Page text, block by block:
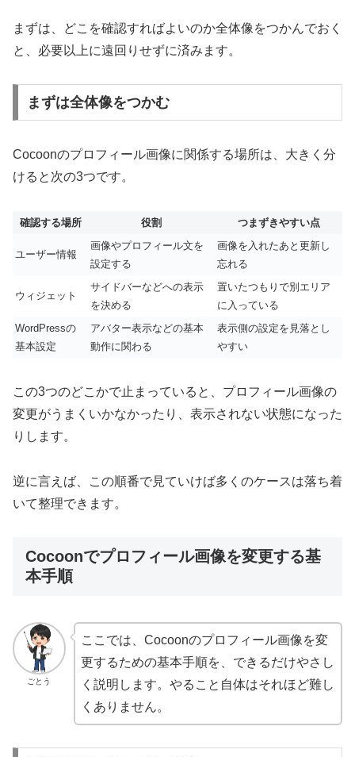
まずは、どこを確認すればよいのか全体像をつかんでおく
と、必要以上に遠回りせずに済みます。
まずは全体像をつかむ
Cocoonのプロフィール画像に関係する場所は、大きく分
けると次の3つです。
確認する場所 役割 つまずきやすい点
ユーザー情報
画像やプロフィール文を
設定する
画像を入れたあと更新し
忘れる
ウィジェット
サイドバーなどへの表示
を決める
置いたつもりで別エリア
に入っている
WordPressの
基本設定
アバター表示などの基本
動作に関わる
表示側の設定を見落とし
やすい
この3つのどこかで止まっていると、プロフィール画像の
変更がうまくいかなかったり、表示されない状態になった
りします。
逆に言えば、この順番で見ていけば多くのケースは落ち着
いて整理できます。
Cocoonでプロフィール画像を変更する基
本手順
ごとう
ここでは、Cocoonのプロフィール画像を変
更するための基本手順を、できるだけやさし
く説明します。やること自体はそれほど難し
くありません。